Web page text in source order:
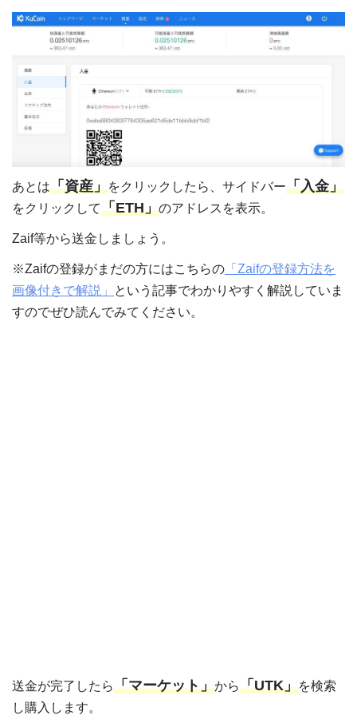
あとは「資産」をクリックしたら、サイドバー「入金」
をクリックして「ETH」のアドレスを表示。
Zaif等から送金しましょう。
※Zaifの登録がまだの方にはこちらの 「Zaifの登録方法を
画像付きで解説」
という記事でわかりやすく解説していま
すのでぜひ読んでみてください。
送金が完了したら「マーケット」から「UTK」を検索
し購入します。